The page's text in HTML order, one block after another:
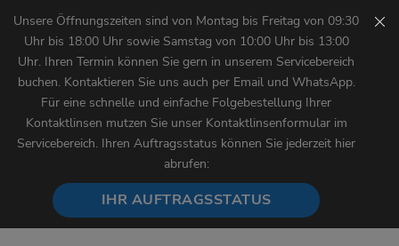
Unsere Öffnungszeiten sind von Montag bis Freitag von 09:30
Uhr bis 18:00 Uhr sowie Samstag von 10:00 Uhr bis 13:00
Uhr. Ihren Termin können Sie gern in unserem Servicebereich
buchen. Kontaktieren Sie uns auch per Email und WhatsApp.
Für eine schnelle und einfache Folgebestellung Ihrer
Kontaktlinsen mutzen Sie unser Kontaktlinsenformular im
Servicebereich. Ihren Auftragsstatus können Sie jederzeit hier
abrufen:
IHR AUFTRAGSSTATUS